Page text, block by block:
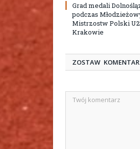
Grad medali
podczas
Mistrzostw Polski
Krakowie
ZOSTAW